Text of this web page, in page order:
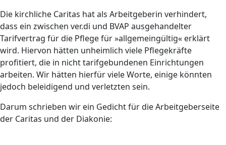
Die kirchliche Caritas hat als Arbeitgeberin verhindert,
dass ein zwischen ver.di und BVAP ausgehandelter
Tarifvertrag für die Pflege für »allgemeingültig« erklärt
wird. Hiervon hätten unheimlich viele Pflegekräfte
profitiert, die in nicht tarifgebundenen Einrichtungen
arbeiten. Wir hätten hierfür viele Worte, einige könnten
jedoch beleidigend und verletzten sein.
Darum schrieben wir ein Gedicht für die Arbeitgeberseite
der Caritas und der Diakonie: